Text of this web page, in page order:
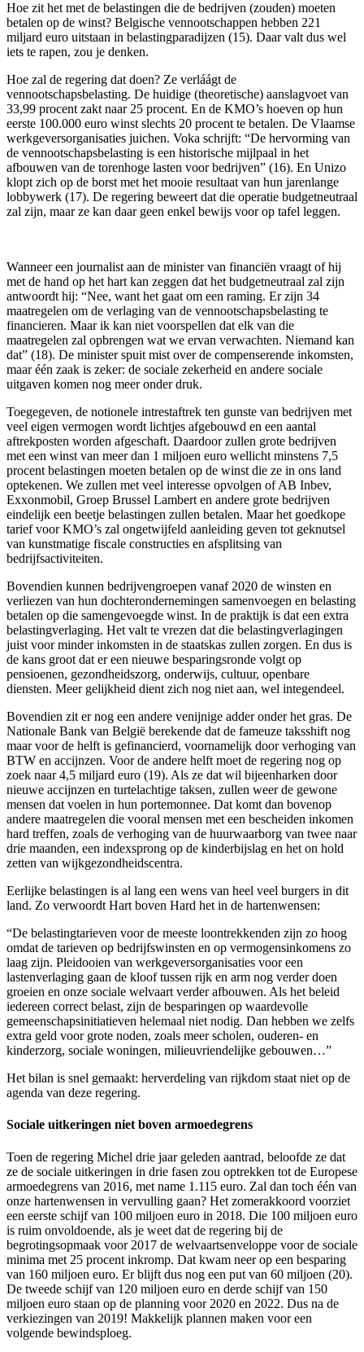
Hoe zit het met de belastingen die de bedrijven (zouden) moeten
betalen op de winst? Belgische vennootschappen hebben 221
miljard euro uitstaan in belastingparadijzen (15). Daar valt dus wel
iets te rapen, zou je denken.
Hoe zal de regering dat doen? Ze verláágt de
vennootschapsbelasting. De huidige (theoretische) aanslagvoet van
33,99 procent zakt naar 25 procent. En de KMO’s hoeven op hun
eerste 100.000 euro winst slechts 20 procent te betalen. De Vlaamse
werkgeversorganisaties juichen. Voka schrijft: “De hervorming van
de vennootschapsbelasting is een historische mijlpaal in het
afbouwen van de torenhoge lasten voor bedrijven” (16). En Unizo
klopt zich op de borst met het mooie resultaat van hun jarenlange
lobbywerk (17). De regering beweert dat die operatie budgetneutraal
zal zijn, maar ze kan daar geen enkel bewijs voor op tafel leggen.
Wanneer een journalist aan de minister van financiën vraagt of hij
met de hand op het hart kan zeggen dat het budgetneutraal zal zijn
antwoordt hij: “Nee, want het gaat om een raming. Er zijn 34
maatregelen om de verlaging van de vennootschapsbelasting te
financieren. Maar ik kan niet voorspellen dat elk van die
maatregelen zal opbrengen wat we ervan verwachten. Niemand kan
dat” (18). De minister spuit mist over de compenserende inkomsten,
maar één zaak is zeker: de sociale zekerheid en andere sociale
uitgaven komen nog meer onder druk.
Toegegeven, de notionele intrestaftrek ten gunste van bedrijven met
veel eigen vermogen wordt lichtjes afgebouwd en een aantal
aftrekposten worden afgeschaft. Daardoor zullen grote bedrijven
met een winst van meer dan 1 miljoen euro wellicht minstens 7,5
procent belastingen moeten betalen op de winst die ze in ons land
optekenen. We zullen met veel interesse opvolgen of AB Inbev,
Exxonmobil, Groep Brussel Lambert en andere grote bedrijven
eindelijk een beetje belastingen zullen betalen. Maar het goedkope
tarief voor KMO’s zal ongetwijfeld aanleiding geven tot geknutsel
van kunstmatige fiscale constructies en afsplitsing van
bedrijfsactiviteiten.
Bovendien kunnen bedrijvengroepen vanaf 2020 de winsten en
verliezen van hun dochterondernemingen samenvoegen en belasting
betalen op die samengevoegde winst. In de praktijk is dat een extra
belastingverlaging. Het valt te vrezen dat die belastingverlagingen
juist voor minder inkomsten in de staatskas zullen zorgen. En dus is
de kans groot dat er een nieuwe besparingsronde volgt op
pensioenen, gezondheidszorg, onderwijs, cultuur, openbare
diensten. Meer gelijkheid dient zich nog niet aan, wel integendeel.
Bovendien zit er nog een andere venijnige adder onder het gras. De
Nationale Bank van België berekende dat de fameuze taksshift nog
maar voor de helft is gefinancierd, voornamelijk door verhoging van
BTW en accijnzen. Voor de andere helft moet de regering nog op
zoek naar 4,5 miljard euro (19). Als ze dat wil bijeenharken door
nieuwe accijnzen en turtelachtige taksen, zullen weer de gewone
mensen dat voelen in hun portemonnee. Dat komt dan bovenop
andere maatregelen die vooral mensen met een bescheiden inkomen
hard treffen, zoals de verhoging van de huurwaarborg van twee naar
drie maanden, een indexsprong op de kinderbijslag en het on hold
zetten van wijkgezondheidscentra.
Eerlijke belastingen is al lang een wens van heel veel burgers in dit
land. Zo verwoordt Hart boven Hard het in de hartenwensen:
“De belastingtarieven voor de meeste loontrekkenden zijn zo hoog
omdat de tarieven op bedrijfswinsten en op vermogensinkomens zo
laag zijn. Pleidooien van werkgeversorganisaties voor een
lastenverlaging gaan de kloof tussen rijk en arm nog verder doen
groeien en onze sociale welvaart verder afbouwen. Als het beleid
iedereen correct belast, zijn de besparingen op waardevolle
gemeenschapsinitiatieven helemaal niet nodig. Dan hebben we zelfs
extra geld voor grote noden, zoals meer scholen, ouderen- en
kinderzorg, sociale woningen, milieuvriendelijke gebouwen…”
Het bilan is snel gemaakt: herverdeling van rijkdom staat niet op de
agenda van deze regering.
Sociale uitkeringen niet boven armoedegrens
Toen de regering Michel drie jaar geleden aantrad, beloofde ze dat
ze de sociale uitkeringen in drie fasen zou optrekken tot de Europese
armoedegrens van 2016, met name 1.115 euro. Zal dan toch één van
onze hartenwensen in vervulling gaan? Het zomerakkoord voorziet
een eerste schijf van 100 miljoen euro in 2018. Die 100 miljoen euro
is ruim onvoldoende, als je weet dat de regering bij de
begrotingsopmaak voor 2017 de welvaartsenveloppe voor de sociale
minima met 25 procent inkromp. Dat kwam neer op een besparing
van 160 miljoen euro. Er blijft dus nog een put van 60 miljoen (20).
De tweede schijf van 120 miljoen euro en derde schijf van 150
miljoen euro staan op de planning voor 2020 en 2022. Dus na de
verkiezingen van 2019! Makkelijk plannen maken voor een
volgende bewindsploeg.